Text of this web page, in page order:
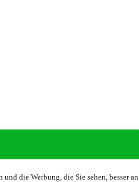
die Werbung, die Sie sehen, besser an